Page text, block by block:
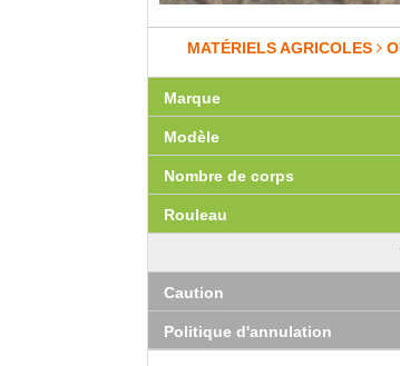
MATÉRIELS AGRICOLES
Marque
Modèle
Nombre de corps
Rouleau
Caution
Politique d'annulation